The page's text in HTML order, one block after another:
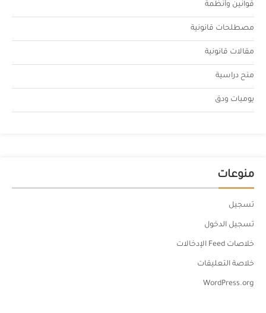
قوانين وأنظمة
مصطلحات قانونية
مقالات قانونية
منح دراسية
يوميات ودق
منوعات
تسجيل
تسجيل الدخول
خلاصات Feed الإدخالات
خلاصة التعليقات
WordPress.org